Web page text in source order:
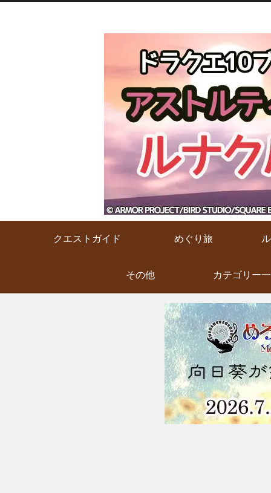
クエストガイド めぐり旅
その他 カテゴリー